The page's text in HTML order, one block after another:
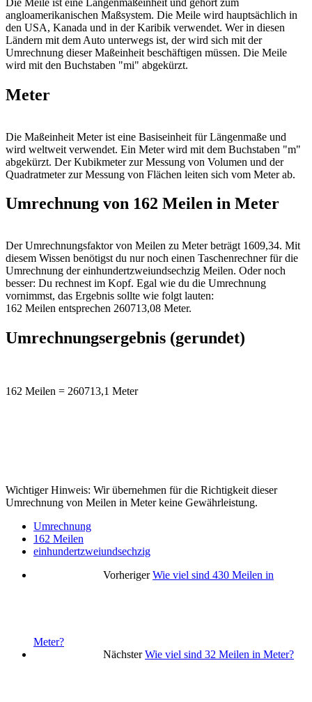
angloamerikanischen Maßsystem. Die Meile wird hauptsächlich in
den USA, Kanada und in der Karibik verwendet. Wer in diesen
Ländern mit dem Auto unterwegs ist, der wird sich mit der
Umrechnung dieser Maßeinheit beschäftigen müssen. Die Meile
wird mit den Buchstaben "mi" abgekürzt.
Meter
Die Maßeinheit Meter ist eine Basiseinheit für Längenmaße und
wird weltweit verwendet. Ein Meter wird mit dem Buchstaben "m"
abgekürzt. Der Kubikmeter zur Messung von Volumen und der
Quadratmeter zur Messung von Flächen leiten sich vom Meter ab.
Umrechnung von 162 Meilen in Meter
Der Umrechnungsfaktor von Meilen zu Meter beträgt 1609,34. Mit
diesem Wissen benötigst du nur noch einen Taschenrechner für die
Umrechnung der einhundertzweiundsechzig Meilen. Oder noch
besser: Du rechnest im Kopf. Egal wie du die Umrechnung
vornimmst, das Ergebnis sollte wie folgt lauten:
162 Meilen entsprechen 260713,08 Meter.
Umrechnungsergebnis (gerundet)
162 Meilen = 260713,1 Meter
Wichtiger Hinweis: Wir übernehmen für die Richtigkeit dieser
Umrechnung von Meilen in Meter keine Gewährleistung.
Umrechnung
162 Meilen
einhundertzweiundsechzig
Vorheriger Wie viel sind 430 Meilen in
Meter?
Nächster Wie viel sind 32 Meilen in Meter?